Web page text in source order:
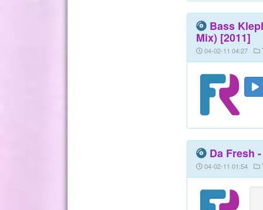
Bass
Mix) [2011]
04-02-11 04:27
Da Fresh
04-02-11 01:54